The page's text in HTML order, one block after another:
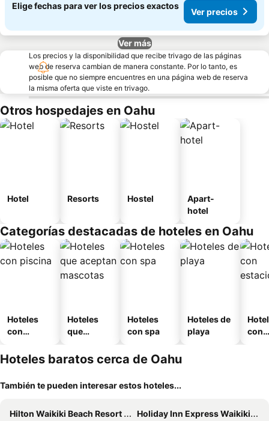
Elige fechas para ver los precios exactos
Ver precios
Ver más
Los precios y la disponibilidad que recibe trivago de las páginas
web de reserva cambian de manera constante. Por lo tanto, es
posible que no siempre encuentres en una página web de reserva
la misma oferta que viste en trivago.
Otros hospedajes en Oahu
Hotel Resorts Hostel
Apart-
hotel
Categorías destacadas de hoteles en Oahu
Hoteles
con
Hoteles
que
mascotas
Hoteles
con spa
Hoteles de
playa
con
Hoteles baratos cerca de Oahu
También te pueden interesar estos hoteles...
Hilton Waikiki Beach Resort & Spa
Holiday Inn Express Waikiki By Ihg